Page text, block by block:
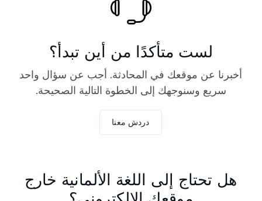
لست متأكدًا من أين تبدأ؟
أخبرنا عن موقعك في المحادثة. أجب عن سؤال واحد
سريع وسنوجهك إلى الخطوة التالية الصحيحة.
دردش معنا
هل تحتاج إلى اللغة الألمانية خارج